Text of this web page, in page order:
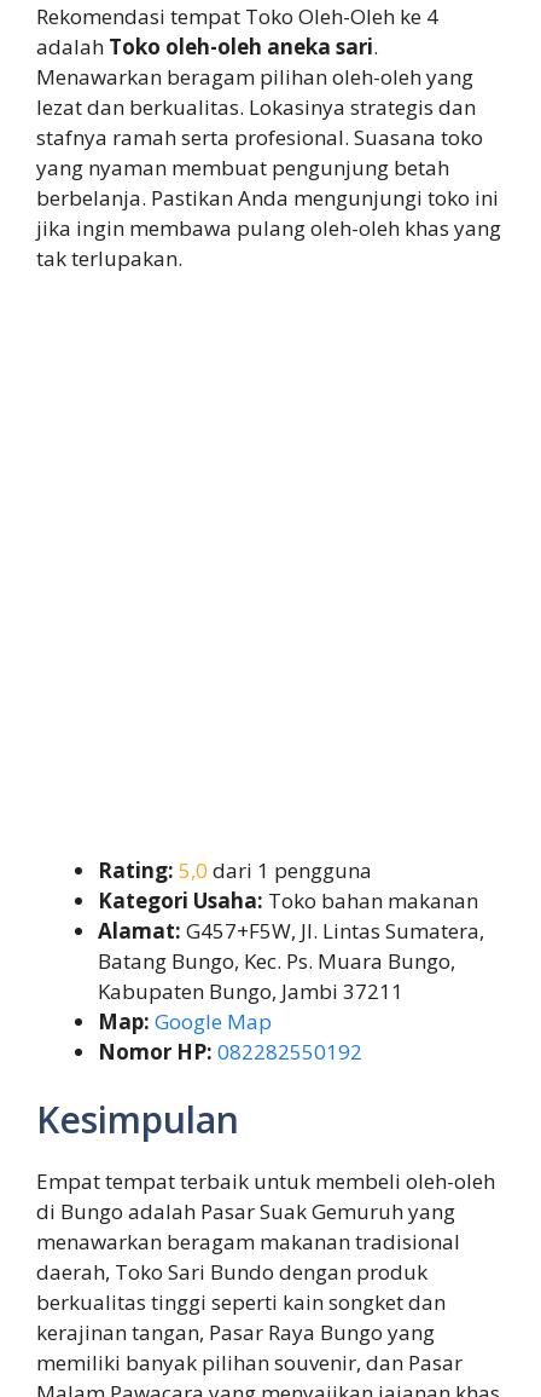
Rekomendasi tempat Toko Oleh-Oleh ke 4
adalah Toko oleh-oleh aneka sari.
Menawarkan beragam pilihan oleh-oleh yang
lezat dan berkualitas. Lokasinya strategis dan
stafnya ramah serta profesional. Suasana toko
yang nyaman membuat pengunjung betah
berbelanja. Pastikan Anda mengunjungi toko ini
jika ingin membawa pulang oleh-oleh khas yang
tak terlupakan.
Rating: 5,0 dari 1 pengguna
Kategori Usaha: Toko bahan makanan
Alamat: G457+F5W, Jl. Lintas Sumatera,
Batang Bungo, Kec. Ps. Muara Bungo,
Kabupaten Bungo, Jambi 37211
Map: Google Map
Nomor HP: 082282550192
Kesimpulan
Empat tempat terbaik untuk membeli oleh-oleh
di Bungo adalah Pasar Suak Gemuruh yang
menawarkan beragam makanan tradisional
daerah, Toko Sari Bundo dengan produk
berkualitas tinggi seperti kain songket dan
kerajinan tangan, Pasar Raya Bungo yang
memiliki banyak pilihan souvenir, dan Pasar